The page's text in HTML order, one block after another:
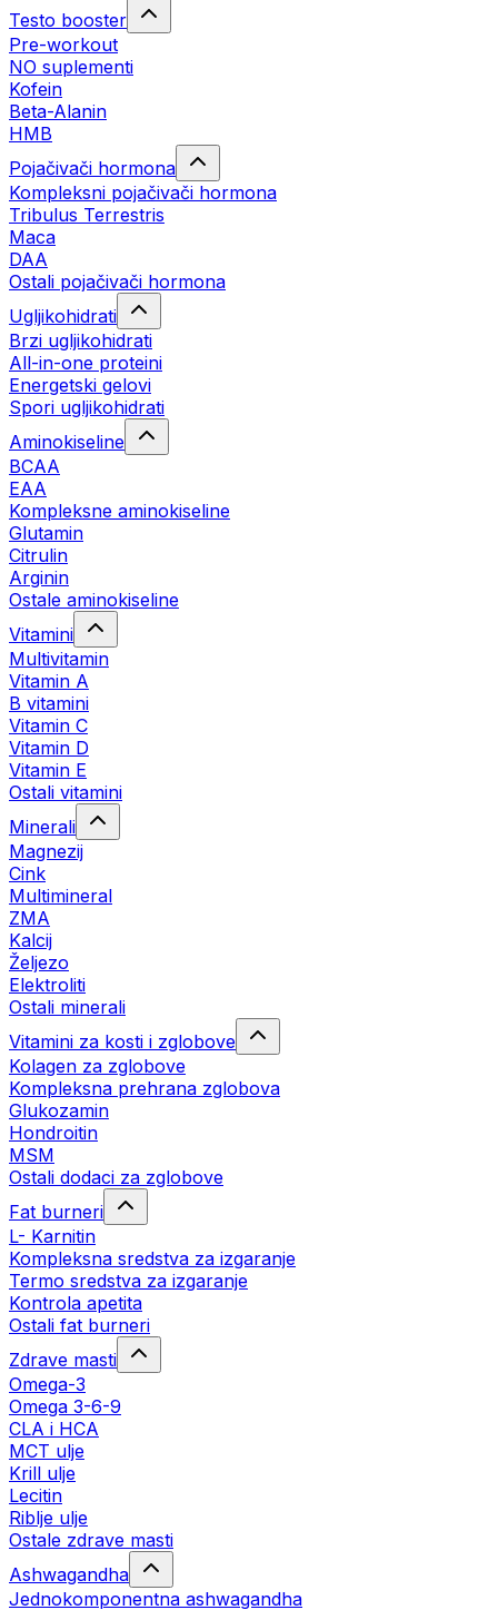
Testo booster
Pre-workout
NO suplementi
Kofein
Beta-Alanin
HMB
Pojačivači hormona
Kompleksni pojačivači hormona
Tribulus Terrestris
Maca
DAA
Ostali pojačivači hormona
Ugljikohidrati
Brzi ugljikohidrati
All-in-one proteini
Energetski gelovi
Spori ugljikohidrati
Aminokiseline
BCAA
EAA
Kompleksne aminokiseline
Glutamin
Citrulin
Arginin
Ostale aminokiseline
Vitamini
Multivitamin
Vitamin A
B vitamini
Vitamin C
Vitamin D
Vitamin E
Ostali vitamini
Minerali
Magnezij
Cink
Multimineral
ZMA
Kalcij
Željezo
Elektroliti
Ostali minerali
Vitamini za kosti i zglobove
Kolagen za zglobove
Kompleksna prehrana zglobova
Glukozamin
Hondroitin
MSM
Ostali dodaci za zglobove
Fat burneri
L- Karnitin
Kompleksna sredstva za izgaranje
Termo sredstva za izgaranje
Kontrola apetita
Ostali fat burneri
Zdrave masti
Omega-3
Omega 3-6-9
CLA i HCA
MCT ulje
Krill ulje
Lecitin
Riblje ulje
Ostale zdrave masti
Ashwagandha
Jednokomponentna ashwagandha